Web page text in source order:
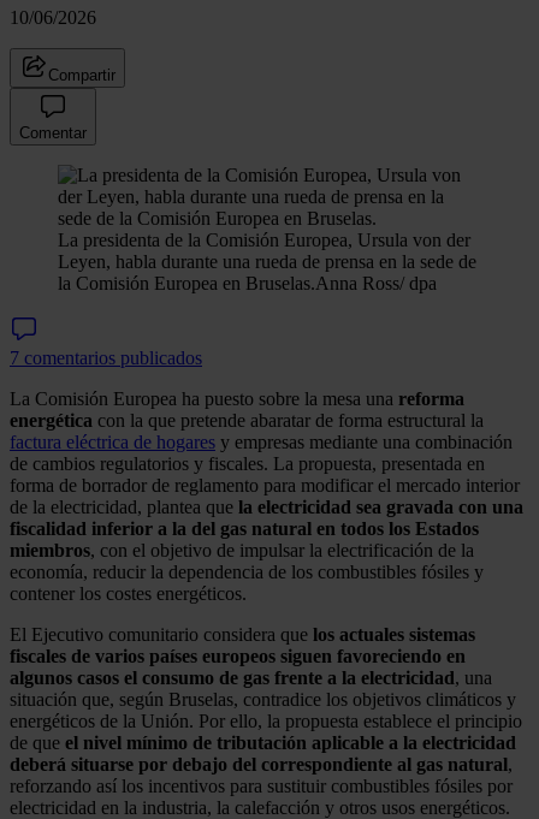
10/06/2026
Compartir
Comentar
La presidenta de la Comisión Europea, Ursula von der
Leyen, habla durante una rueda de prensa en la sede de
la Comisión Europea en Bruselas.Anna Ross/ dpa
7 comentarios publicados
La Comisión Europea ha puesto sobre la mesa una reforma
energética con la que pretende abaratar de forma estructural la
factura eléctrica de hogares y empresas mediante una combinación
de cambios regulatorios y fiscales. La propuesta, presentada en
forma de borrador de reglamento para modificar el mercado interior
de la electricidad, plantea que la electricidad sea gravada con una
fiscalidad inferior a la del gas natural en todos los Estados
miembros, con el objetivo de impulsar la electrificación de la
economía, reducir la dependencia de los combustibles fósiles y
contener los costes energéticos.
El Ejecutivo comunitario considera que los actuales sistemas
fiscales de varios países europeos siguen favoreciendo en
algunos casos el consumo de gas frente a la electricidad, una
situación que, según Bruselas, contradice los objetivos climáticos y
energéticos de la Unión. Por ello, la propuesta establece el principio
de que el nivel mínimo de tributación aplicable a la electricidad
deberá situarse por debajo del correspondiente al gas natural,
reforzando así los incentivos para sustituir combustibles fósiles por
electricidad en la industria, la calefacción y otros usos energéticos.